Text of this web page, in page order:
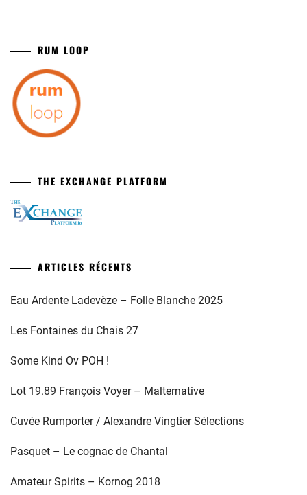
RUM LOOP
THE EXCHANGE PLATFORM
ARTICLES RÉCENTS
Eau Ardente Ladevèze – Folle Blanche 2025
Les Fontaines du Chais 27
Some Kind Ov POH !
Lot 19.89 François Voyer – Malternative
Cuvée Rumporter / Alexandre Vingtier Sélections
Pasquet – Le cognac de Chantal
Amateur Spirits – Kornog 2018